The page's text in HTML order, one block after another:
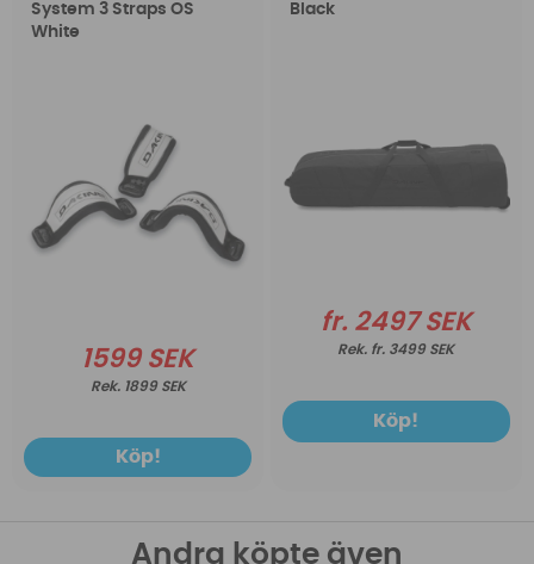
System 3 Straps OS
White
1599 SEK
1899 SEK
Köp!
Black
fr. 2497 SEK
fr. 3499 SEK
Köp!
Andra köpte även